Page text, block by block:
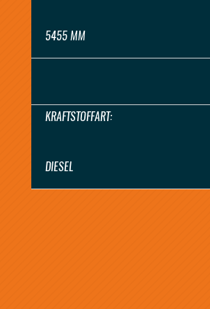
5455 MM
KRAFTSTOFFART:
DIESEL